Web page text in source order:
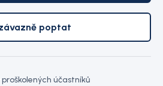
poptat
proškolených účastníků